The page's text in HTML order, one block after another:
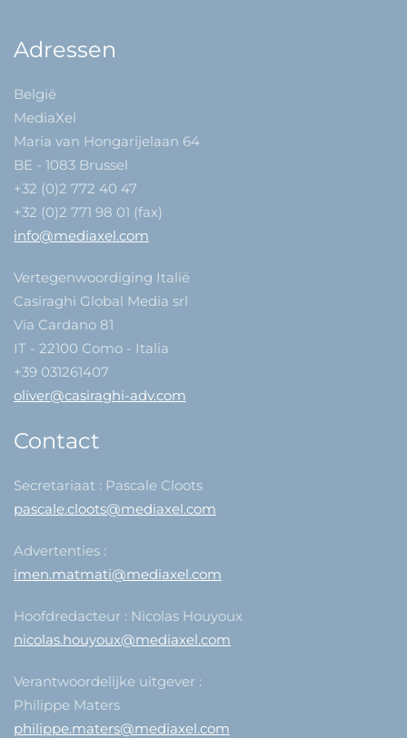
Adressen
België
MediaXel
Maria van Hongarijelaan 64
BE - 1083 Brussel
+32 (0)2 772 40 47
+32 (0)2 771 98 01 (fax)
info@mediaxel.com
Vertegenwoordiging Italië
Casiraghi Global Media srl
Via Cardano 81
IT - 22100 Como - Italia
+39 031261407
oliver@casiraghi-adv.com
Contact
Secretariaat : Pascale Cloots
pascale.cloots@mediaxel.com
Advertenties :
imen.matmati@mediaxel.com
Hoofdredacteur : Nicolas Houyoux
nicolas.houyoux@mediaxel.com
Verantwoordelijke uitgever :
Philippe Maters
philippe.maters@mediaxel.com